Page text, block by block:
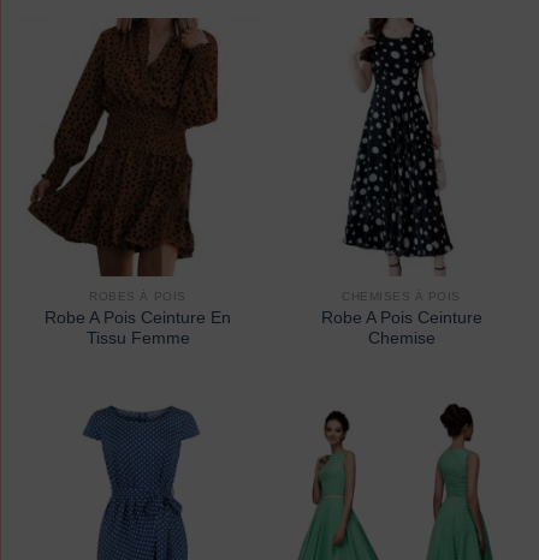
ROBES À POIS
Robe A Pois Ceinture En
Tissu Femme
CHEMISES À POIS
Robe A Pois Ceinture
Chemise